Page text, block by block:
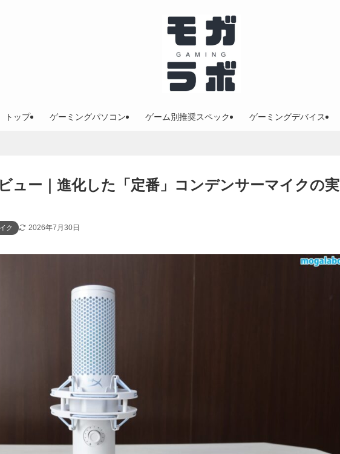
トップ ゲーミングパソコン ゲーム別推奨スペック ゲーミングデバイス
ュー｜進化した「定番」コンデンサーマイクの実
ク 2026年7月30日